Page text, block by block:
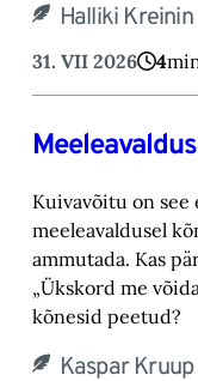
Halliki Kreinin
31. VII 2026 4
Kuivavõitu on see
meeleavaldusel
ammutada. Kas
„Ükskord me
kõnesid peetud?
Kaspar Kruup